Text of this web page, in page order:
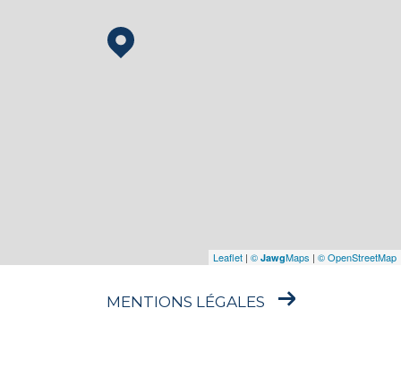
Leaflet | © JawgMaps | © OpenStreetMap
MENTIONS LÉGALES